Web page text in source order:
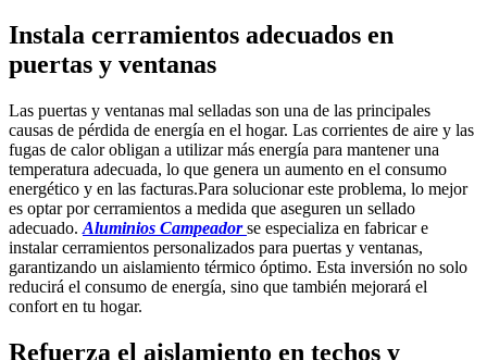
Instala cerramientos adecuados en
puertas y ventanas
Las puertas y ventanas mal selladas son una de las principales
causas de pérdida de energía en el hogar. Las corrientes de aire y las
fugas de calor obligan a utilizar más energía para mantener una
temperatura adecuada, lo que genera un aumento en el consumo
energético y en las facturas.Para solucionar este problema, lo mejor
es optar por cerramientos a medida que aseguren un sellado
adecuado. Aluminios Campeador se especializa en fabricar e
instalar cerramientos personalizados para puertas y ventanas,
garantizando un aislamiento térmico óptimo. Esta inversión no solo
reducirá el consumo de energía, sino que también mejorará el
confort en tu hogar.
Refuerza el aislamiento en techos y